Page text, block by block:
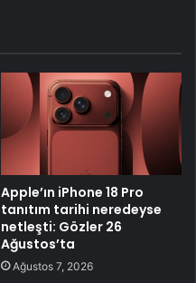
Apple’ın iPhone 18 Pro
tanıtım tarihi neredeyse
netleşti: Gözler 26
Ağustos’ta
Ağustos 7, 2026